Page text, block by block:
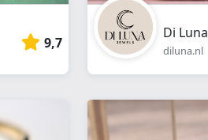
9,7
Di Luna
diluna.nl